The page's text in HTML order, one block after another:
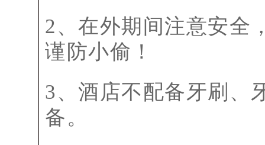
2、在外期间注意安全
谨防小偷！
3、酒店不配备牙刷、
备。